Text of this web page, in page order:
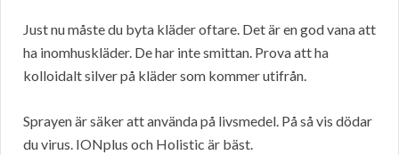
Just nu måste du byta kläder oftare. Det är en god vana att
ha inomhuskläder. De har inte smittan. Prova att ha
kolloidalt silver på kläder som kommer utifrån.
Sprayen är säker att använda på livsmedel. På så vis dödar
du virus. IONplus och Holistic är bäst.